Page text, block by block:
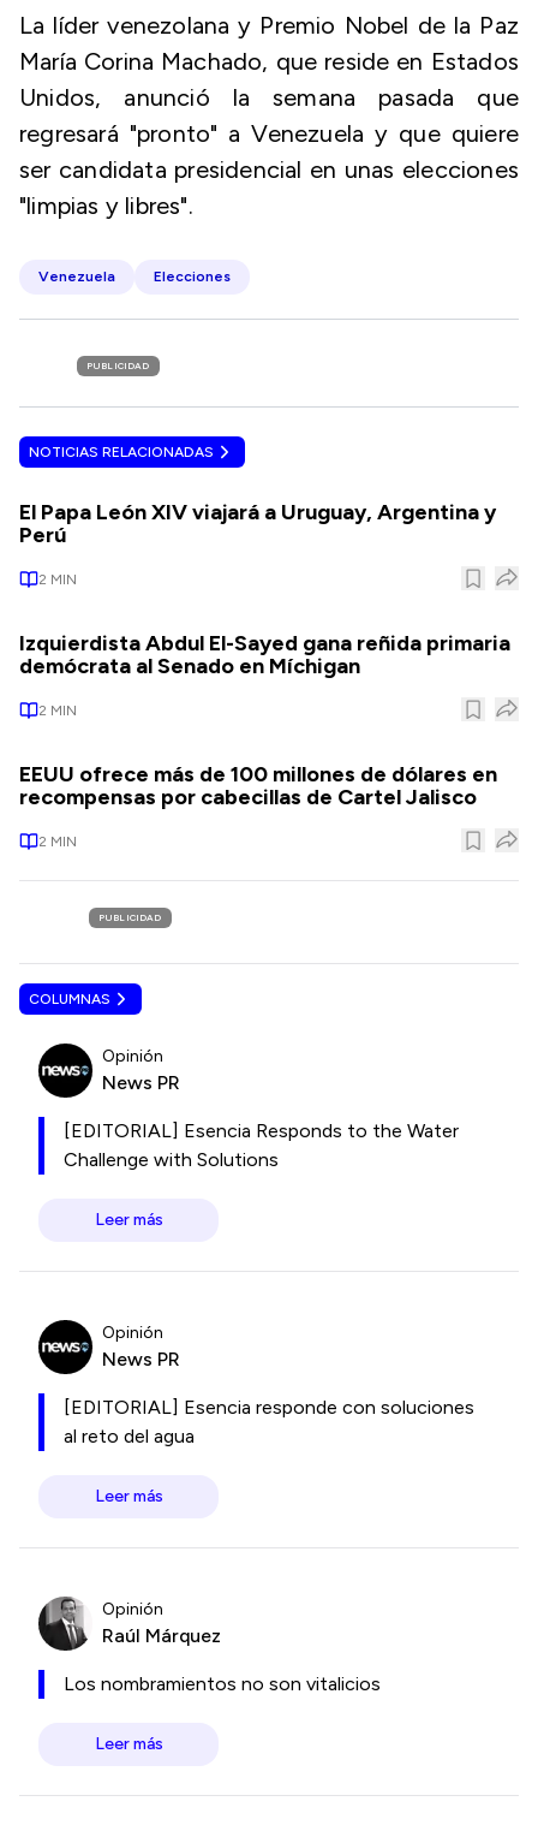
La líder venezolana y Premio Nobel de la Paz
María Corina Machado, que reside en Estados
Unidos, anunció la semana pasada que
regresará "pronto" a Venezuela y que quiere
ser candidata presidencial en unas elecciones
"limpias y libres".
Venezuela Elecciones
PUBLICIDAD
NOTICIAS RELACIONADAS
El Papa León XIV viajará a Uruguay, Argentina y
Perú
2 MIN
Izquierdista Abdul El-Sayed gana reñida primaria
demócrata al Senado en Míchigan
2 MIN
EEUU ofrece más de 100 millones de dólares en
recompensas por cabecillas de Cartel Jalisco
2 MIN
PUBLICIDAD
COLUMNAS
Opinión
News PR
[EDITORIAL] Esencia Responds to the Water
Challenge with Solutions
Leer más
Opinión
News PR
[EDITORIAL] Esencia responde con soluciones
al reto del agua
Leer más
Opinión
Raúl Márquez
Los nombramientos no son vitalicios
Leer más